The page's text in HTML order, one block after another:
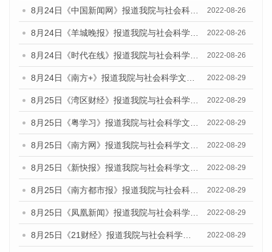
8月24日《中国新闻网》报道我院与社会科学文献出版社联合发布《广州蓝皮书：广州城市国际化发展报告（2022）》的媒体文章 2022-08-26
8月24日《羊城晚报》报道我院与社会科学文献出版社联合发布《广州蓝皮书：广州城市国际化发展报告（2022）》的媒体文章 2022-08-26
8月24日《时代在线》报道我院与社会科学文献出版社联合发布《广州蓝皮书：广州城市国际化发展报告（2022）》的媒体文章 2022-08-26
8月24日《南方+》报道我院与社会科学文献出版社联合发布《广州蓝皮书：广州城市国际化发展报告（2022）》的媒体文章 2022-08-29
8月25日《湾区财经》报道我院与社会科学文献出版社联合发布《广州蓝皮书：广州城市国际化发展报告（2022）》的媒体文章 2022-08-29
8月25日《粤学习》报道我院与社会科学文献出版社联合发布《广州蓝皮书：广州城市国际化发展报告（2022）》的媒体文章 2022-08-29
8月25日《南方网》报道我院与社会科学文献出版社联合发布《广州蓝皮书：广州城市国际化发展报告（2022）》的媒体文章 2022-08-29
8月25日《新快报》报道我院与社会科学文献出版社联合发布《广州蓝皮书：广州城市国际化发展报告（2022）》的媒体文章 2022-08-29
8月25日《南方都市报》报道我院与社会科学文献出版社联合发布《广州蓝皮书：广州城市国际化发展报告（2022）》的媒体文章 2022-08-29
8月25日《凤凰新闻》报道我院与社会科学文献出版社联合发布《广州蓝皮书：广州城市国际化发展报告（2022）》的媒体文章 2022-08-29
8月25日《21财经》报道我院与社会科学文献出版社联合发布《广州蓝皮书：广州城市国际化发展报告（2022）》的媒体文章 2022-08-29